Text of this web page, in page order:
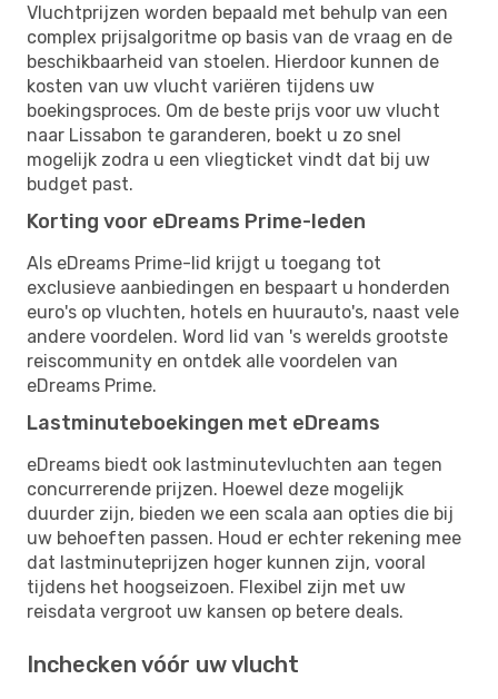
Vluchtprijzen worden bepaald met behulp van een
complex prijsalgoritme op basis van de vraag en de
beschikbaarheid van stoelen. Hierdoor kunnen de
kosten van uw vlucht variëren tijdens uw
boekingsproces. Om de beste prijs voor uw vlucht
naar Lissabon te garanderen, boekt u zo snel
mogelijk zodra u een vliegticket vindt dat bij uw
budget past.
Korting voor eDreams Prime-leden
Als eDreams Prime-lid krijgt u toegang tot
exclusieve aanbiedingen en bespaart u honderden
euro's op vluchten, hotels en huurauto's, naast vele
andere voordelen. Word lid van 's werelds grootste
reiscommunity en ontdek alle voordelen van
eDreams Prime.
Lastminuteboekingen met eDreams
eDreams biedt ook lastminutevluchten aan tegen
concurrerende prijzen. Hoewel deze mogelijk
duurder zijn, bieden we een scala aan opties die bij
uw behoeften passen. Houd er echter rekening mee
dat lastminuteprijzen hoger kunnen zijn, vooral
tijdens het hoogseizoen. Flexibel zijn met uw
reisdata vergroot uw kansen op betere deals.
Inchecken vóór uw vlucht